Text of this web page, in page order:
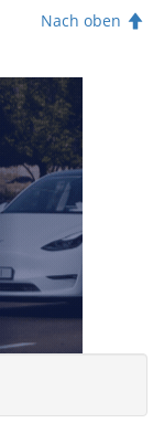
Nach oben